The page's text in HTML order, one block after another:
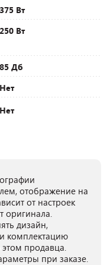
375 Вт
250 Вт
85 Дб
Нет
Нет
отображение на
от настроек
оригинала.
дизайн,
и комплектацию
продавца.
при заказе.